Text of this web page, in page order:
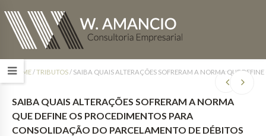
HOME/TRIBUTOS/ SAIBA QUAIS ALTERAÇÕES SOFRERAM A NORMA QUE
SAIBA QUAIS ALTERAÇÕES SOFRERAM A NORMA
QUE DEFINE OS PROCEDIMENTOS PARA
CONSOLIDAÇÃO DO PARCELAMENTO DE DÉBITOS